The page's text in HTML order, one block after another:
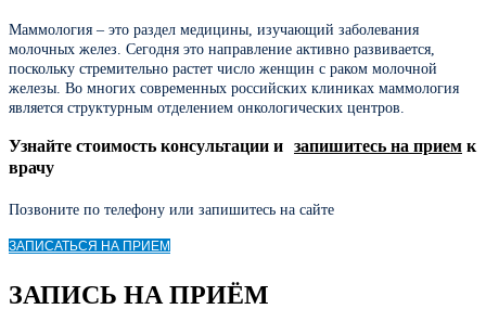
Маммология – это раздел медицины, изучающий заболевания
молочных желез. Сегодня это направление активно развивается,
поскольку стремительно растет число женщин с раком молочной
железы. Во многих современных российских клиниках маммология
является структурным отделением онкологических центров.
Узнайте стоимость консультации и запишитесь на прием к
врачу
Позвоните по телефону или запишитесь на сайте
ЗАПИСАТЬСЯ НА ПРИЕМ
ЗАПИСЬ НА ПРИЁМ